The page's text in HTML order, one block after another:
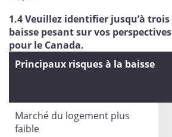
1.4 Veuillez identifier jusqu’à
baisse pesant sur vos
pour le Canada.
Principaux risques à la baisse
Marché du logement plus
faible